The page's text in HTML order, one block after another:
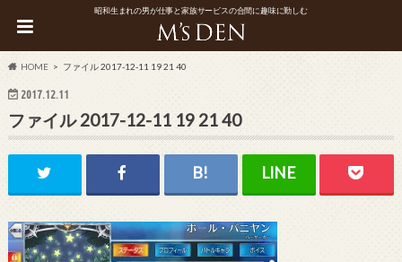
昭和生まれの男が仕事と家族サービスの合間に趣味に勤しむ
HOME ファイル 2017-12-11 19 21 40
2017.12.11
ファイル 2017-12-11 19 21 40